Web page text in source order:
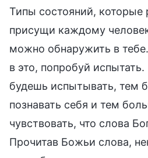
Типы состояний, которые
присущи каждому
можно обнаружить в
в это, попробуй
будешь испытывать, тем
познавать себя и тем
чувствовать, что слова
Прочитав Божьи слова,